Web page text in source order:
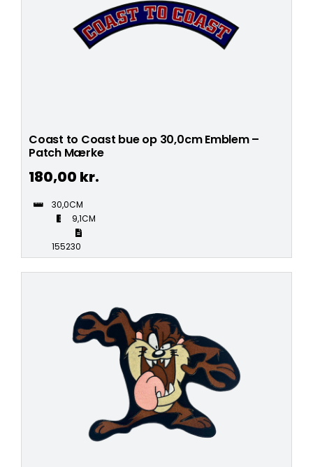
Coast to Coast bue op 30,0cm Emblem –
Patch Mærke
180,00 kr.
30,0CM
9,1CM
155230